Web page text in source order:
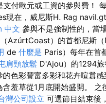
支付歐元或工資的參與費！
現在，威尼斯H. Rag
中文 參與不是強制性的，當
AzúrtCoast）的首都尼斯
de 什麼是 Paris）每年在首
肩頸放鬆 D'Ajou）的1294旅
色彩豐富多彩和花卉喧囂感
羞草從1月底開始盛開。
灣公司設立 可選節目結束後